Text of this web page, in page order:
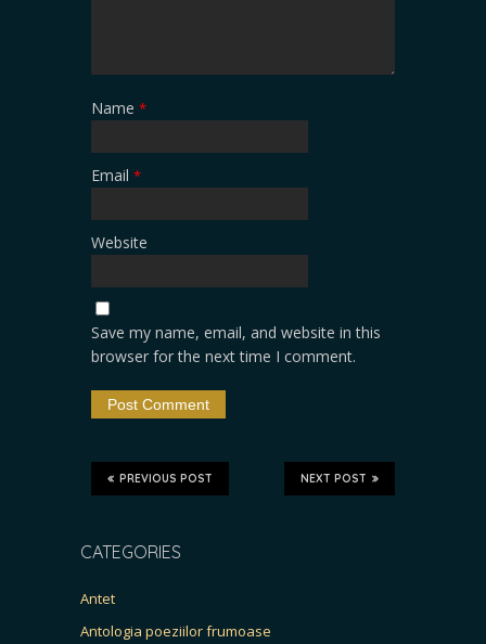
Name *
Email *
Website
Save my name, email, and website in this
browser for the next time I comment.
NEXT POST
PREVIOUS POST
CATEGORIES
Antet
Antologia poeziilor frumoase